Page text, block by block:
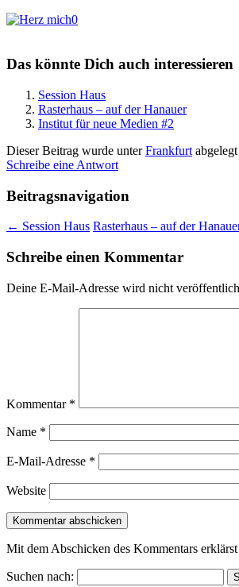
0
Das könnte Dich auch interessieren
Session Haus
Rasterhaus – auf der Hanauer
Institut für neue Medien #2
Dieser Beitrag wurde unterFrankfurt
Schreibe eine Antwort
Beitragsnavigation
← Session Haus Rasterhaus – auf der
Schreibe einen Kommentar
Deine E-Mail-Adresse wird nicht
Kommentar *
Name *
E-Mail-Adresse *
Website
Mit dem Abschicken des Kommentars
Suchen nach: